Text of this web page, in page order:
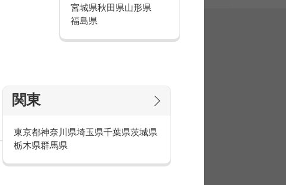
宮城県秋田県山形県
福島県
関東
東京都神奈川県埼玉県千葉県茨城県
栃木県群馬県